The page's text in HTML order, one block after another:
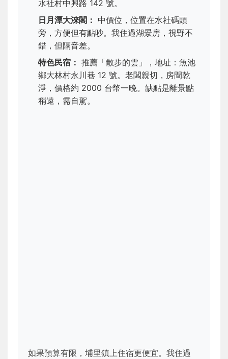
水社村中興路 142 號。
日月潭大淶閣： 中價位，位置在水社碼頭
旁，方便但有點吵。我住過湖景房，視野不
錯，但隔音差。
特色民宿： 推薦「散步的雲」，地址：魚池
鄉大林村永川巷 12 號。老闆親切，房間乾
淨，價格約 2000 台幣一晚。缺點是離景點
稍遠，需自駕。
如果預算有限，埔里鎮上住宿更便宜。我住過